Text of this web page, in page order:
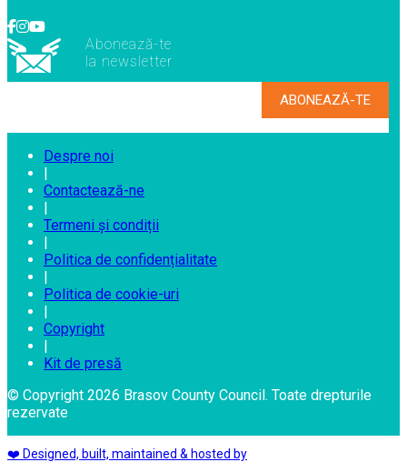
Abonează-te
la newsletter
Despre noi
|
Contactează-ne
|
Termeni și condiții
|
Politica de confidențialitate
|
Politica de cookie-uri
|
Copyright
|
Kit de presă
© Copyright 2026 Brasov County Council. Toate drepturile
rezervate
❤️ Designed, built, maintained & hosted by